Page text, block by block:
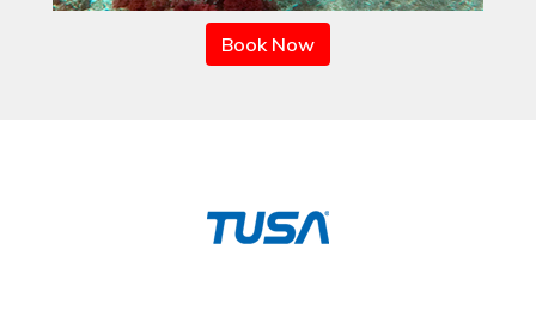
Book Now